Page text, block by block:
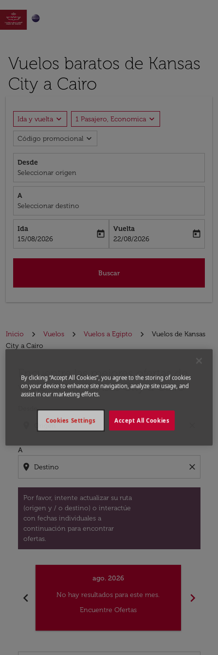

Vuelos baratos de Kansas
City a Cairo
Ida y vuelta expand_more 1 Pasajero, Economica expand_more
Código promocional expand_more
Desde
Seleccionar origen
A
Seleccionar destino
Ida
fc-booking-departure-date-aria-label
15/08/2026
today
Vuelta
fc-booking-return-date-aria-label
22/08/2026
today
Buscar
Inicio Vuelos Vuelos a Egipto
Vuelos de Kansas
City a Cairo
Encuentre las mejores ofertas de
vuelo desde Kansas City a Cairo
Desde
A
location_on close
Por favor, intente actualizar su ruta
(origen y / o destino) o interactúe
con fechas individuales a
continuación para encontrar
ofertas.
chevron_left
ago. 2026
No hay resultados para este mes.
Encuentre Ofertas
chevron_right
By clicking “Accept All Cookies”, you agree to the storing of cookies
on your device to enhance site navigation, analyze site usage, and
assist in our marketing efforts.
Accept All Cookies
Cookies Settings